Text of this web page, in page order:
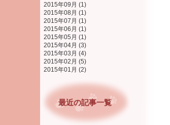
2015年09月 (1)
2015年08月 (1)
2015年07月 (1)
2015年06月 (1)
2015年05月 (1)
2015年04月 (3)
2015年03月 (4)
2015年02月 (5)
2015年01月 (2)
最近の記事一覧